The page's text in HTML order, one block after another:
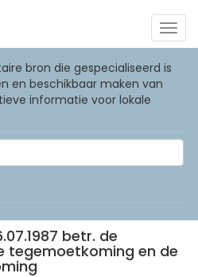
bron die gespecialiseerd is
en beschikbaar maken van
informatie voor lokale
betr. de
tegemoetkoming en de